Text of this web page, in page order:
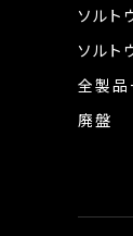
ソルト
ソルト
全製品
廃盤